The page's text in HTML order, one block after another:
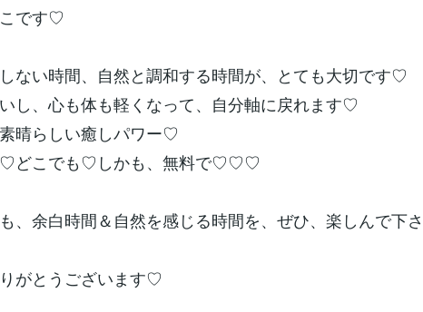
です♡
ない時間、自然と調和する時間が、とても大切です♡
し、心も体も軽くなって、自分軸に戻れます♡
晴らしい癒しパワー♡
♡どこでも♡しかも、無料で♡♡♡
、余白時間＆自然を感じる時間を、ぜひ、楽しんで下
がとうございます♡